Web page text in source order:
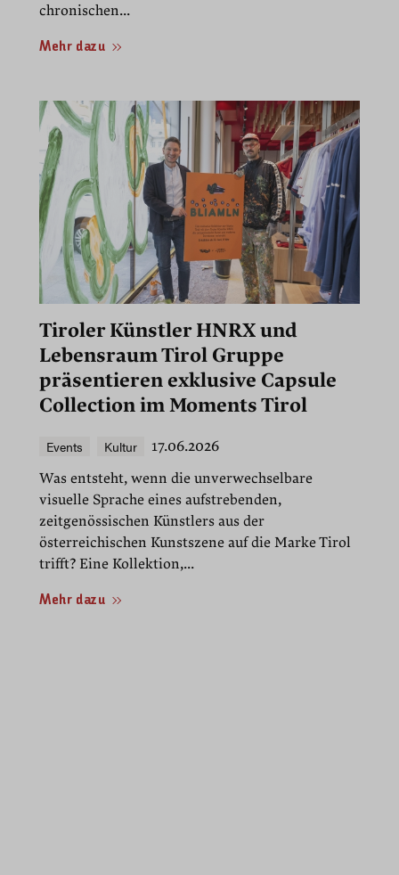
chronischen...
Mehr dazu
Tiroler Künstler HNRX und
Lebensraum Tirol Gruppe
präsentieren exklusive Capsule
Collection im Moments Tirol
Events Kultur
17.06.2026
Was entsteht, wenn die unverwechselbare
visuelle Sprache eines aufstrebenden,
zeitgenössischen Künstlers aus der
österreichischen Kunstszene auf die Marke Tirol
trifft? Eine Kollektion,...
Mehr dazu